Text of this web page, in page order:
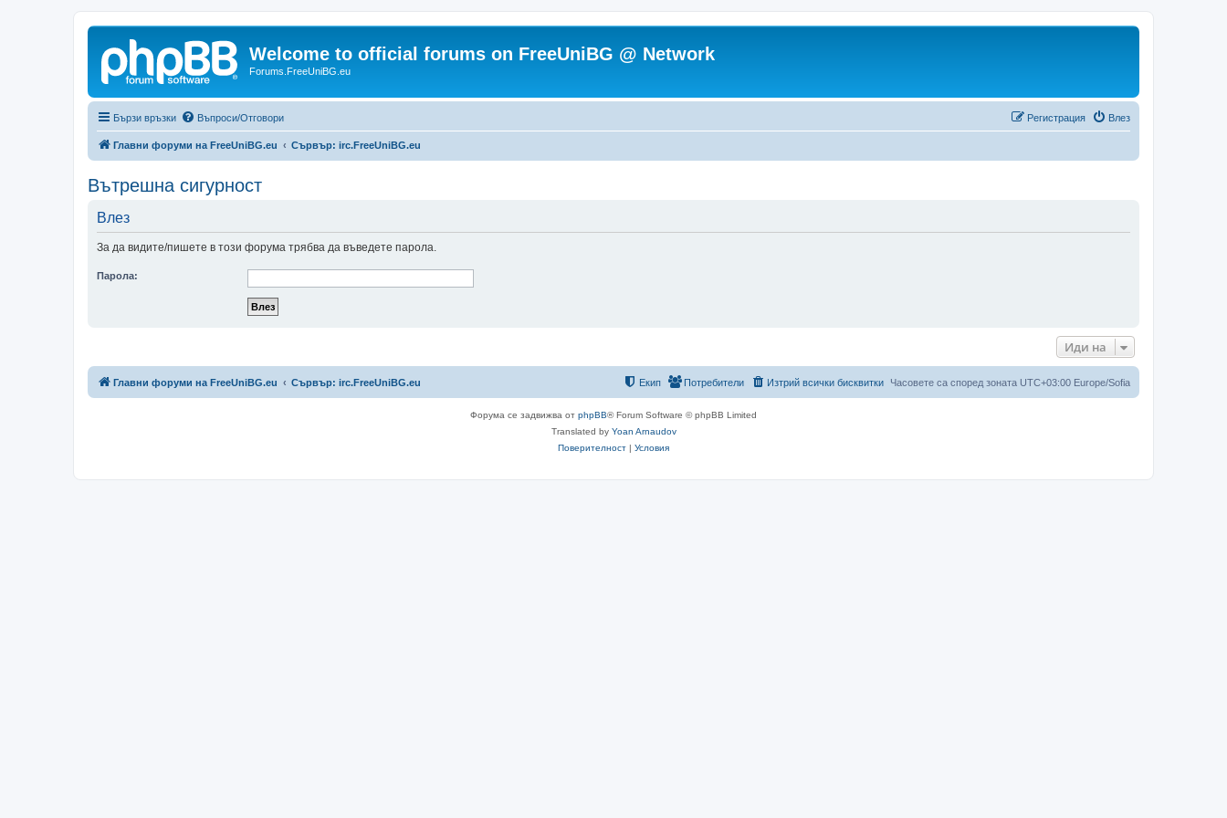
Welcome to official forums on FreeUniBG @ Network
Forums.FreeUniBG.eu
Бързи връзки Въпроси/Отговори Влез
Регистрация
Главни форуми на FreeUniBG.eu Сървър: irc.FreeUniBG.eu
Вътрешна сигурност
Влез
За да видите/пишете в този форума трябва да въведете парола.
Парола:
Иди на
Главни форуми на FreeUniBG.eu Сървър: irc.FreeUniBG.eu Часовете са според зоната UTC+03:00 Europe/Sofia
Изтрий всички бисквитки
Потребители
Екип
Форума се задвижва от phpBB® Forum Software © phpBB Limited
Translated by Yoan Arnaudov
Поверителност | Условия